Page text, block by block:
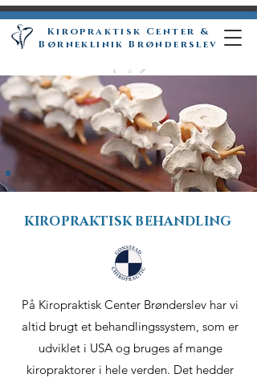
.
Kiropraktisk Center &
Børneklinik Brønderslev
.
KIROPRAKTISK BEHANDLING
På Kiropraktisk Center Brønderslev har vi
altid brugt et behandlingssystem, som er
udviklet i USA og bruges af mange
kiropraktorer i hele verden. Det hedder